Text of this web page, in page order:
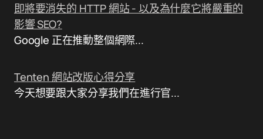
即將要消失的 HTTP 網站 - 以及為什麼它將嚴重的
影響 SEO?
Google 正在推動整個網際...
Tenten 網站改版心得分享
今天想要跟大家分享我們在進行官...